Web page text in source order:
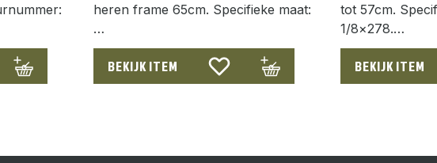
heren frame 65cm. Specifieke maat:
…
BEKIJK ITEM
tot 57cm.
1/8×278.…
BEKIJK ITEM